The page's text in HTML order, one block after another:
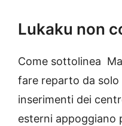
Lukaku non
Come sottolinea
fare reparto da solo
inserimenti dei
esterni appoggiano